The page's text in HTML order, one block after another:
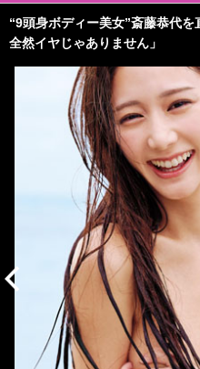
“9頭身ボディー美女”斎藤恭代
全然イヤじゃありません」